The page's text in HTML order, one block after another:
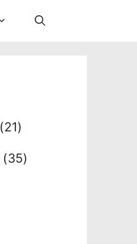
(21)
(35)